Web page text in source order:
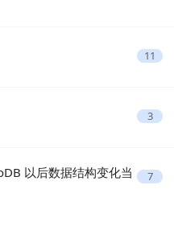
11
3
以后数据结构变化当
7